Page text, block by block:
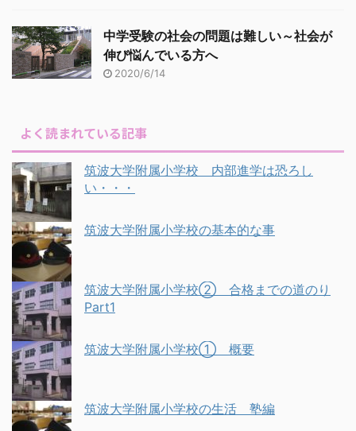
中学受験の社会の問題は難しい～社会が
伸び悩んでいる方へ
2020/6/14
よく読まれている記事
筑波大学附属小学校 内部進学は恐ろし
い・・・
筑波大学附属小学校の基本的な事
筑波大学附属小学校② 合格までの道のり
Part1
筑波大学附属小学校① 概要
筑波大学附属小学校の生活 塾編